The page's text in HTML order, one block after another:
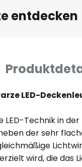
entdecken
LED-
LED-Technik in
der sehr
wird, die das